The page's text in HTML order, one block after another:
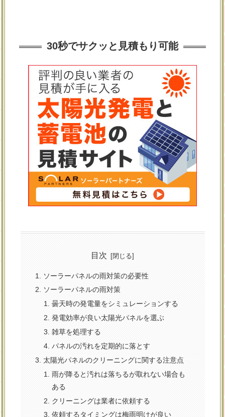
30秒でサクッと見積もり可能
目次
ソーラーパネルの雨対策の必要性
ソーラーパネルの雨対策
曇天時の発電量をシミュレーションする
発電効率が良い太陽光パネルを選ぶ
雑草を処理する
パネルの汚れを定期的に落とす
太陽光パネルのクリーニングに関する注意点
雨が降ると汚れは落ちるが取れない場合も
ある
クリーニングは業者に依頼する
依頼するタイミングは梅雨明けが良い